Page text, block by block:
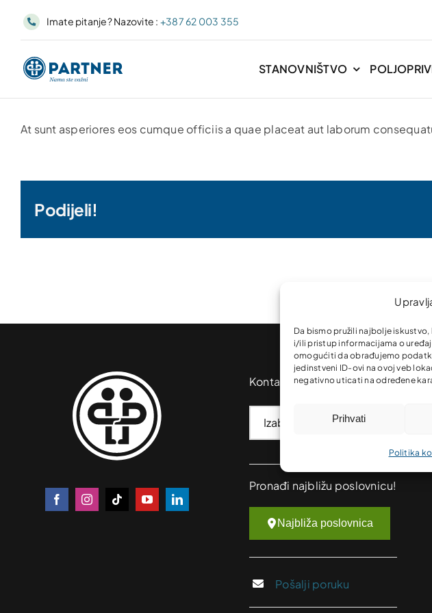
Da bismo pružili najbolje
i/ili pristup informacijama o
omogućiti da obrađujemo
jedinstveni ID-ovi na ovoj veb
negativno uticati na određene
Prihvati
Politika
Imate pitanje? Nazovite : +387 62 003 355
STANOVNIŠTVO
At sunt asperiores eos cumque officiis a quae placeat aut laborum
Podijeli!
Kontakt
Pronađi najbližu poslovnicu!
Najbliža poslovnica
Pošalji poruku